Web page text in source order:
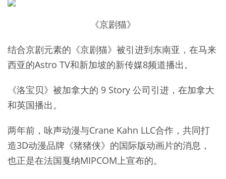
《京剧猫》
结合京剧元素的《京剧猫》被引进到东南亚，在马来
西亚的Astro TV和新加坡的新传媒8频道播出。
《洛宝贝》被加拿大的 9 Story 公司引进，在加拿大
和英国播出。
两年前，咏声动漫与Crane Kahn LLC合作，共同打
造3D动漫品牌《猪猪侠》的国际版动画片的消息，
也正是在法国戛纳MIPCOM上宣布的。